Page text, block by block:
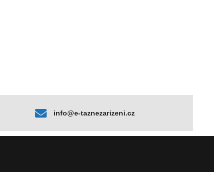
info@e-taznezarizeni.cz